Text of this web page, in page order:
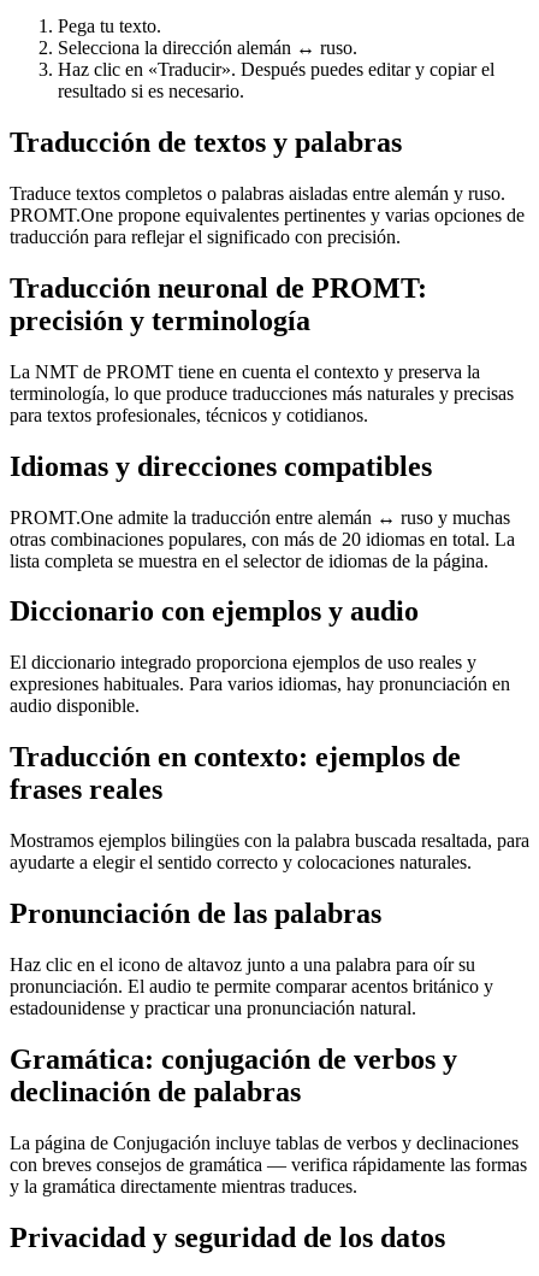
Pega tu texto.
Selecciona la dirección alemán ↔ ruso.
Haz clic en «Traducir». Después puedes editar y copiar el
resultado si es necesario.
Traducción de textos y palabras
Traduce textos completos o palabras aisladas entre alemán y ruso.
PROMT.One propone equivalentes pertinentes y varias opciones de
traducción para reflejar el significado con precisión.
Traducción neuronal de PROMT:
precisión y terminología
La NMT de PROMT tiene en cuenta el contexto y preserva la
terminología, lo que produce traducciones más naturales y precisas
para textos profesionales, técnicos y cotidianos.
Idiomas y direcciones compatibles
PROMT.One admite la traducción entre alemán ↔ ruso y muchas
otras combinaciones populares, con más de 20 idiomas en total. La
lista completa se muestra en el selector de idiomas de la página.
Diccionario con ejemplos y audio
El diccionario integrado proporciona ejemplos de uso reales y
expresiones habituales. Para varios idiomas, hay pronunciación en
audio disponible.
Traducción en contexto: ejemplos de
frases reales
Mostramos ejemplos bilingües con la palabra buscada resaltada, para
ayudarte a elegir el sentido correcto y colocaciones naturales.
Pronunciación de las palabras
Haz clic en el icono de altavoz junto a una palabra para oír su
pronunciación. El audio te permite comparar acentos británico y
estadounidense y practicar una pronunciación natural.
Gramática: conjugación de verbos y
declinación de palabras
La página de Conjugación incluye tablas de verbos y declinaciones
con breves consejos de gramática — verifica rápidamente las formas
y la gramática directamente mientras traduces.
Privacidad y seguridad de los datos